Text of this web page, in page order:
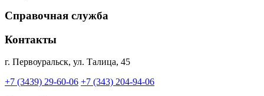
Справочная служба
Контакты
г. Первоуральск, ул. Талица, 45
+7 (3439) 29-60-06 +7 (343) 204-94-06